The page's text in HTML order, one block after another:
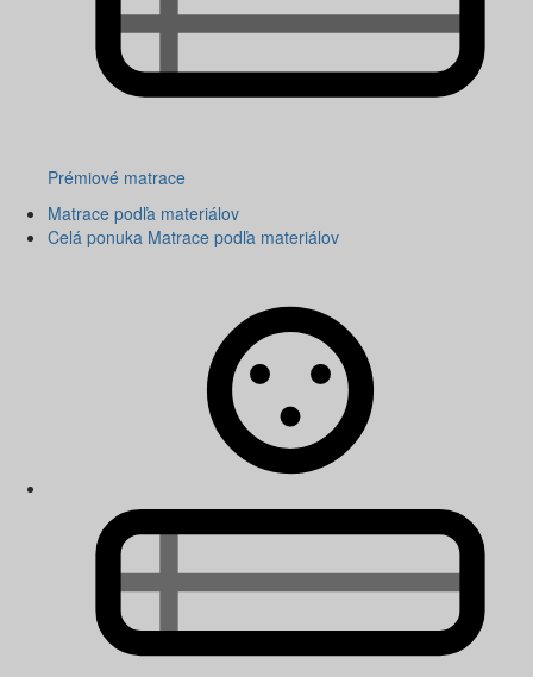
Prémiové matrace
Matrace podľa materiálov
Celá ponuka Matrace podľa materiálov